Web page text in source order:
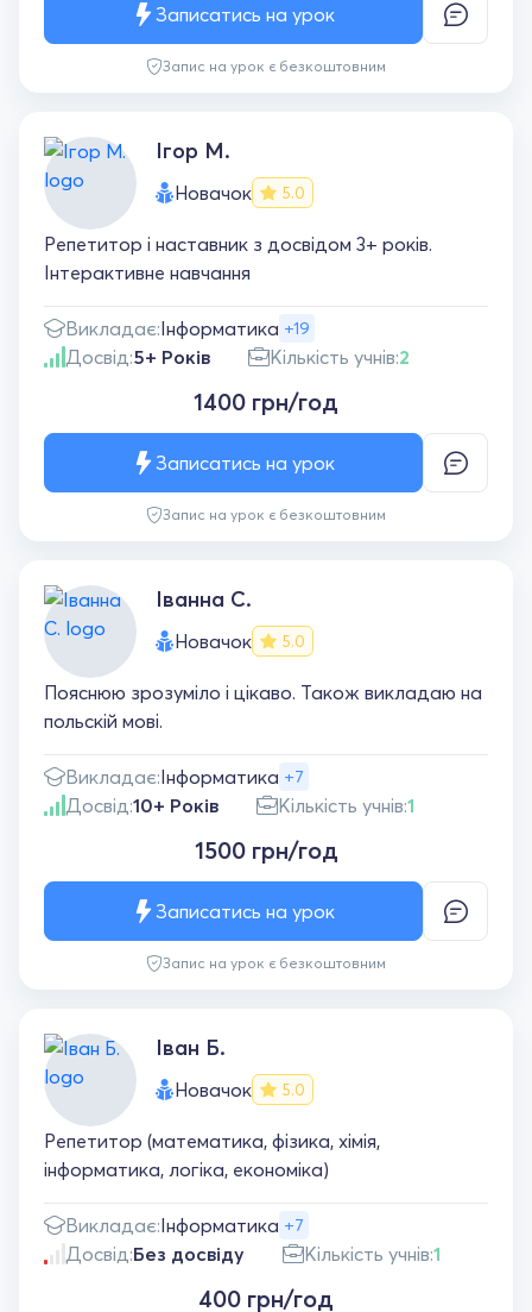
Запис на урок є безкоштовним
Записатись на урок
Ігор М.
Новачок 5.0
Репетитор і наставник з досвідом 3+ років.
Інтерактивне навчання
Викладає:Інформатика +19
Досвід:5+ Років Кількість учнів:2
1400 грн/год
Запис на урок є безкоштовним
Записатись на урок
Іванна С.
Новачок 5.0
Пояснюю зрозуміло і цікаво. Також викладаю на
польскій мові.
Викладає:Інформатика +7
Досвід:10+ Років Кількість учнів:1
1500 грн/год
Запис на урок є безкоштовним
Записатись на урок
Іван Б.
Новачок 5.0
Репетитор (математика, фізика, хімія,
інформатика, логіка, економіка)
Викладає:Інформатика +7
Досвід:Без досвіду Кількість учнів:1
400 грн/год